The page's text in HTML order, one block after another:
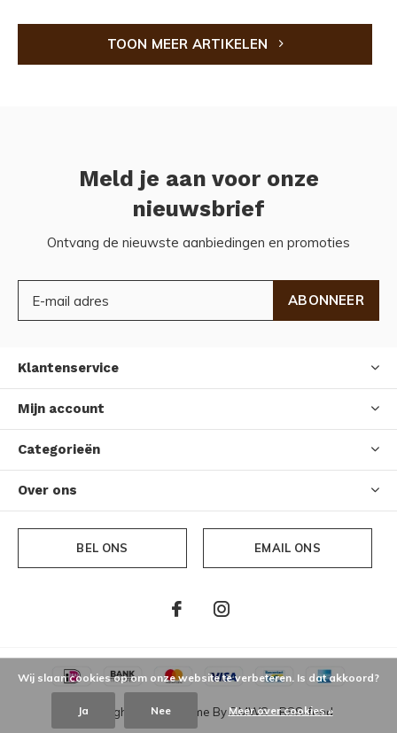
TOON MEER ARTIKELEN
Meld je aan voor onze
nieuwsbrief
Ontvang de nieuwste aanbiedingen en promoties
ABONNEER
Klantenservice
Mijn account
Categorieën
Over ons
BEL ONS EMAIL ONS
© Copyright 2026- Theme ByDMWS-RSS-feed
Wij slaan cookies op om onze website te verbeteren. Is dat akkoord?
Ja Nee Meer over cookies »